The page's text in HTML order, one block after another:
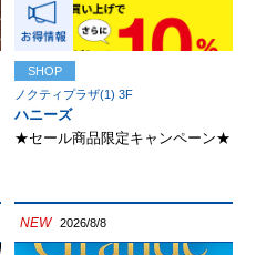
SHOP
ノクティプラザ(1) 3F
ハニーズ
★セール商品限定キャンペーン★
NEW 2026/8/8